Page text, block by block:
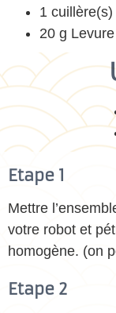
1 cuillère(s)
20 g
Etape 1
Mettre
votre robot et
homogène. (on
Etape 2